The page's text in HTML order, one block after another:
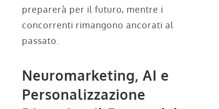
preparerà per il futuro, mentre i
concorrenti rimangono ancorati al
passato.
Neuromarketing, AI e
Personalizzazione